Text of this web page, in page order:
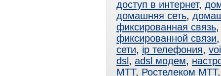
доступ в интернет,
домашняя сеть,
фиксированная связь
фиксированной связи
сети, ip телефония,
dsl , adsl модем,
МТТ, Ростелеком МТТ